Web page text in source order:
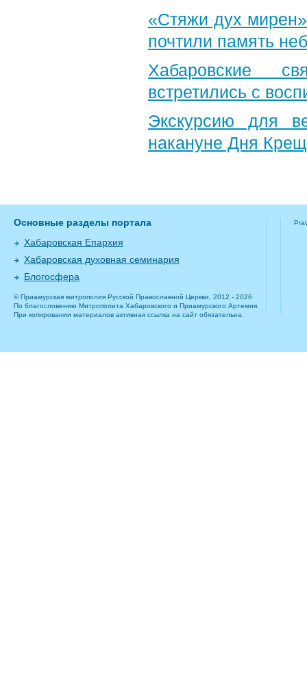
«Стяжи дух
почтили память
Хабаровские
встретились с
Экскурсию для
накануне Дня
Основные разделы портала
Хабаровская Епархия
Хабаровская духовная семинария
Блогосфера
© Приамурская митрополия Русской Православной Церкви, 2012 - 2026
По благословению Митрополита Хабаровского и Приамурского Артемия.
При копировании материалов активная ссылка на сайт обязательна.